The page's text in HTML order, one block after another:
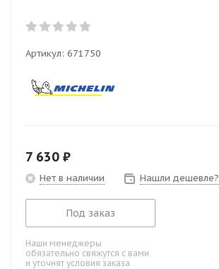
Артикул: 671750
7 630 ₽
Нет в наличии Нашли дешевле?
Под заказ
Наши менеджеры
обязательно свяжутся с вами
и уточнят условия заказа